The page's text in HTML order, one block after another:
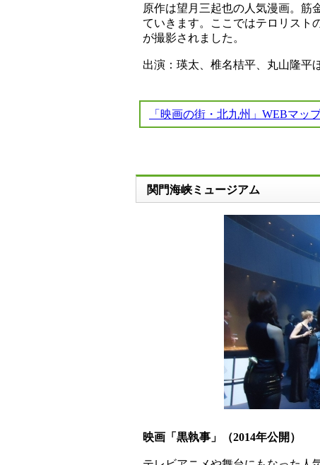
原作は望月三起也の人気漫画。筋
ていきます。ここではテロリスト
が撮影されました。
出演：瑛太、椎名桔平、丸山隆平
「映画の街・北九州」WEBマッ
関門海峡ミュージアム
映画「黒執事」（2014年公開）